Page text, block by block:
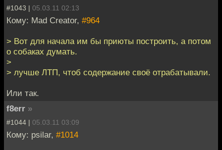
#1043 | 05.03.11 02:13
Кому: Mad Creator, #964
> Вот для начала им бы приюты построить, а потом
о собаках думать.
>
> лучше ЛТП, чтоб содержание своё отрабатывали.
Или так.
f8err »
#1044 | 05.03.11 03:09
Кому: psilar, #1014